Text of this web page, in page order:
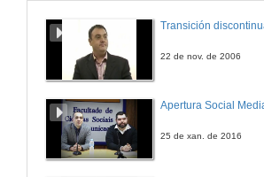
22 de nov. de 2006
Apertura Social
25 de xan. de 2016